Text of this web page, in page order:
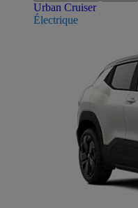
Urban Cruiser
Électrique